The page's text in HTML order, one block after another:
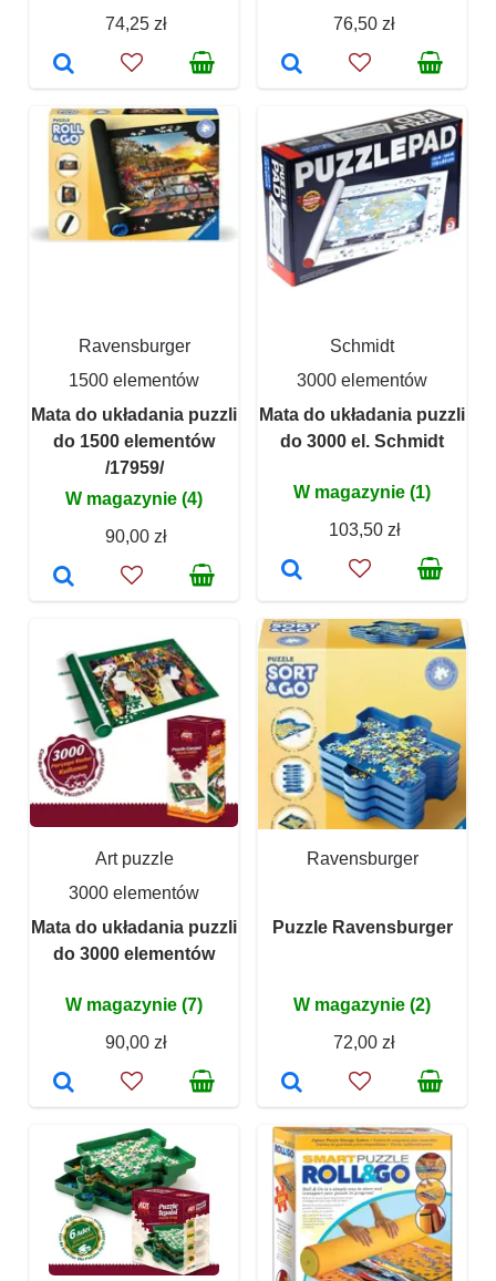
74,25 zł 76,50 zł
Ravensburger
1500 elementów
Mata do układania puzzli
do 1500 elementów
/17959/
W magazynie (4)
90,00 zł
Schmidt
3000 elementów
Mata do układania puzzli
do 3000 el. Schmidt
W magazynie (1)
103,50 zł
Art puzzle
3000 elementów
Mata do układania puzzli
do 3000 elementów
W magazynie (7)
90,00 zł
Ravensburger
Puzzle Ravensburger
W magazynie (2)
72,00 zł